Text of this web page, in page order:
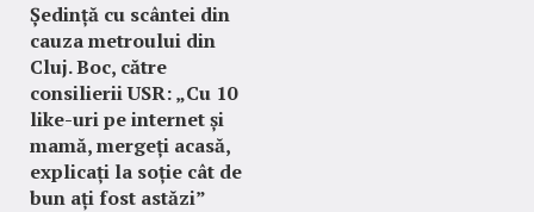
Ședință cu scântei din
cauza metroului din
Cluj. Boc, către
consilierii USR: „Cu 10
like-uri pe internet și
mamă, mergeți acasă,
explicați la soție cât de
bun ați fost astăzi”